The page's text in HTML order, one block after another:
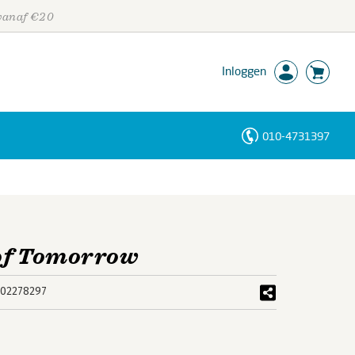
€20
Inloggen
010-4731397
Tomorrow
Personen